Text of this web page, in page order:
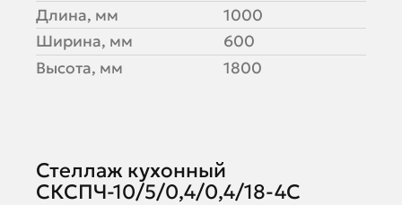
Длина, мм
1000
Ширина, мм
600
Высота, мм
1800
Стеллаж кухонный
СКСПЧ-10/5/0,4/0,4/18-4С